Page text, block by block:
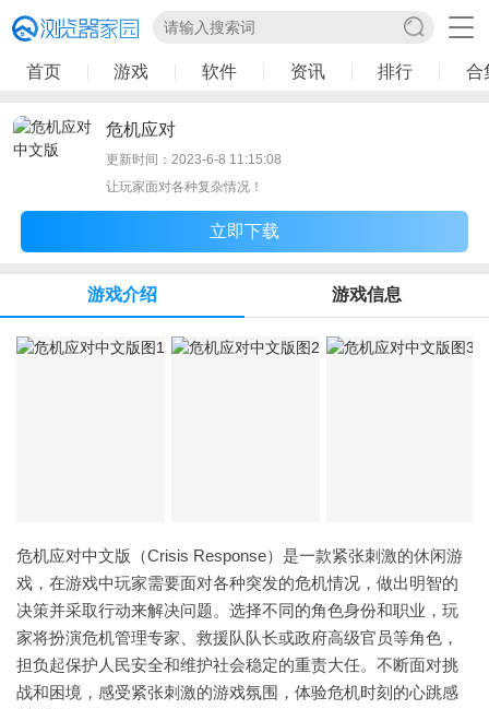
首页 游戏 软件 资讯 排行 合
危机应对
更新时间：2023-6-8 11:15:08
让玩家面对各种复杂情况！
立即下载
游戏介绍 游戏信息
危机应对中文版（Crisis Response）是一款紧张刺激的休闲游
戏，在游戏中玩家需要面对各种突发的危机情况，做出明智的
决策并采取行动来解决问题。选择不同的角色身份和职业，玩
家将扮演危机管理专家、救援队队长或政府高级官员等角色，
担负起保护人民安全和维护社会稳定的重责大任。不断面对挑
战和困境，感受紧张刺激的游戏氛围，体验危机时刻的心跳感